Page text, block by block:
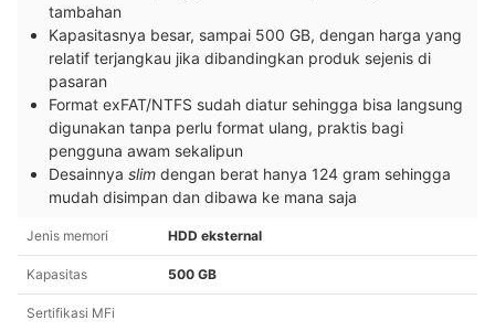
tambahan
Kapasitasnya besar, sampai 500 GB, dengan harga yang
relatif terjangkau jika dibandingkan produk sejenis di
pasaran
Format exFAT/NTFS sudah diatur sehingga bisa langsung
digunakan tanpa perlu format ulang, praktis bagi
pengguna awam sekalipun
Desainnya slim dengan berat hanya 124 gram sehingga
mudah disimpan dan dibawa ke mana saja
Jenis memori HDD eksternal
Kapasitas 500 GB
Sertifikasi MFi